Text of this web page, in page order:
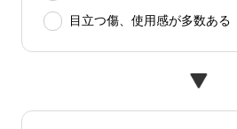
目立つ傷、使用感が多数ある